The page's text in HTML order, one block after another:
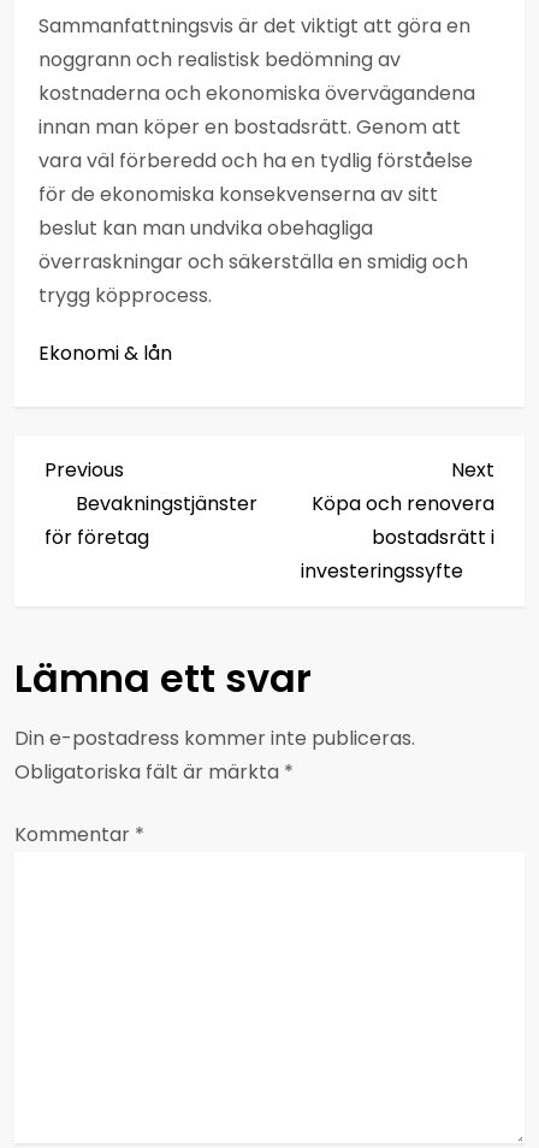
Sammanfattningsvis är det viktigt att göra en
noggrann och realistisk bedömning av
kostnaderna och ekonomiska övervägandena
innan man köper en bostadsrätt. Genom att
vara väl förberedd och ha en tydlig förståelse
för de ekonomiska konsekvenserna av sitt
beslut kan man undvika obehagliga
överraskningar och säkerställa en smidig och
trygg köpprocess.
Ekonomi & lån
I
n
g
g
s
n
Previous
Post
Previous
Bevakningstjänster
för företag
Post
Next
Köpa och renovera
bostadsrätt i
investeringssyfte
Lämna ett svar
Din e-postadress kommer inte publiceras.
Obligatoriska fält är märkta *
Kommentar *